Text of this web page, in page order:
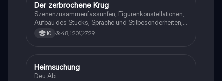
Deutsch
Der zerbrochene Krug
Szenenzusammenfassunfen, Figurenkonstellationen,
Aufbau des Stücks, Sprache und Stilbesonderheiten,
Aussageabsicht, Thematik, Interpretation
10 48,120 729
Deutsch
Heimsuchung
Deu Abi